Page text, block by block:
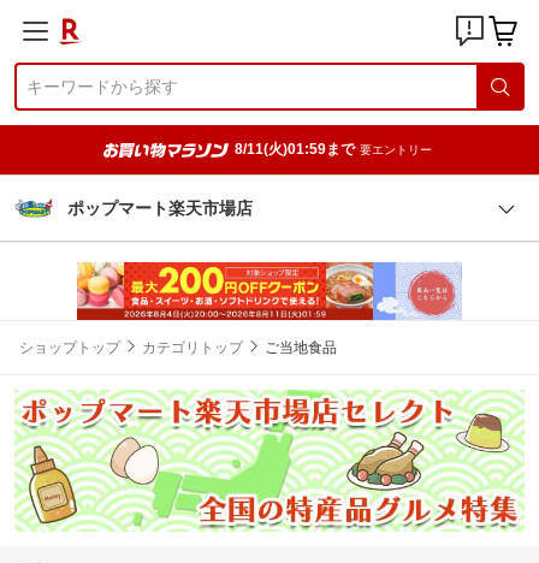
8/11(火)01:59まで 要エントリー
ポップマート楽天市場店
ショップトップ カテゴリトップ ご当地食品